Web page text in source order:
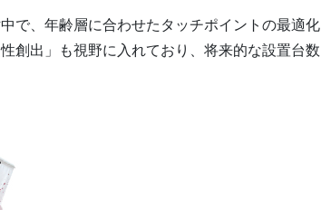
で、年齢層に合わせたタッチポイントの最適化
創出」も視野に入れており、将来的な設置台数